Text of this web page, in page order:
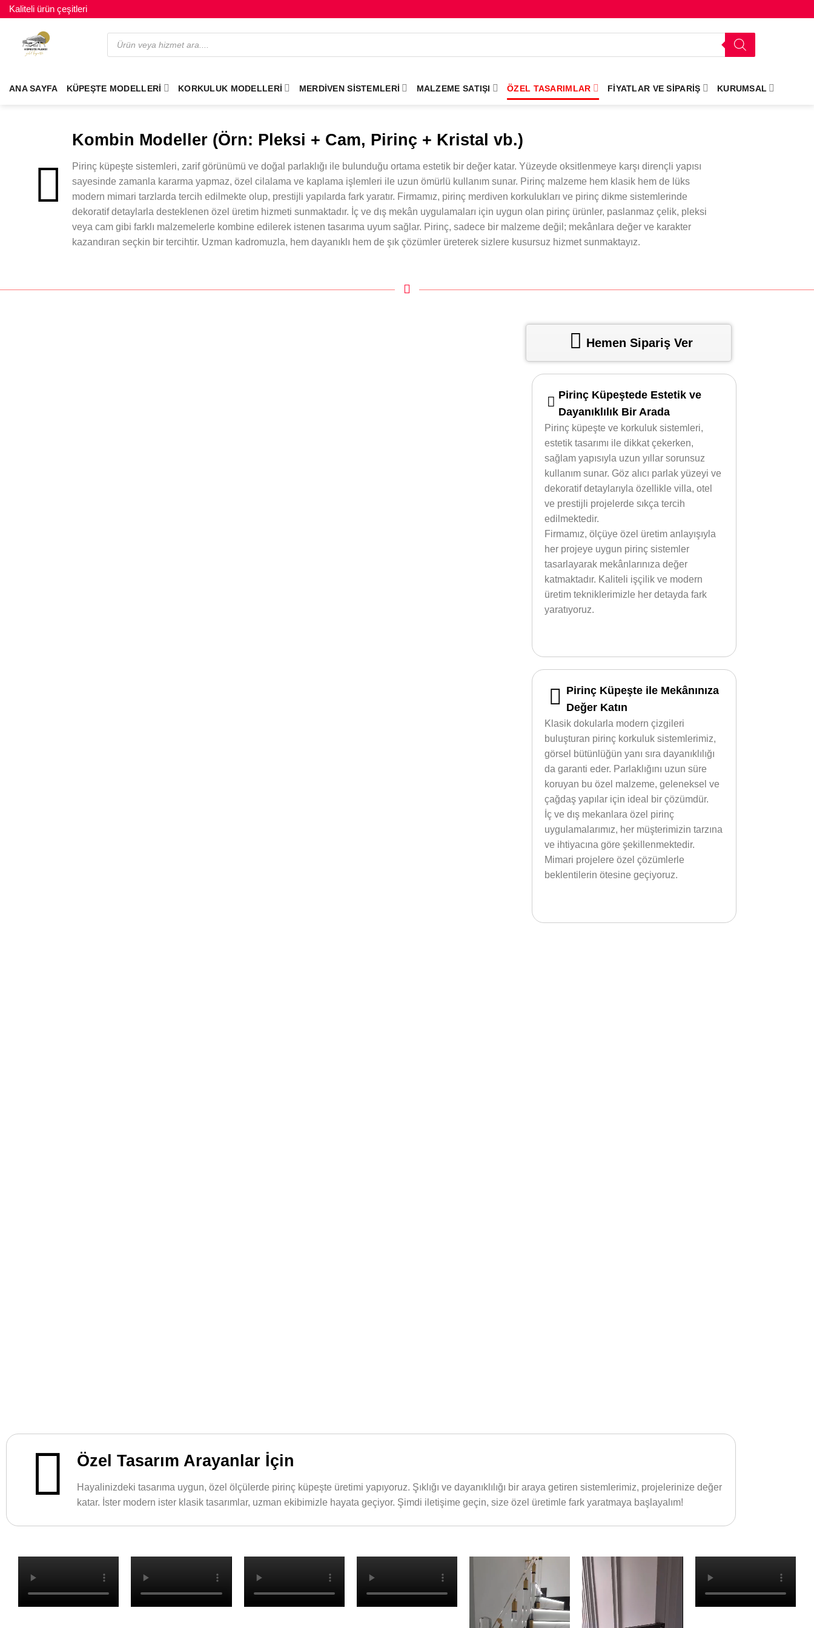
ANA SAYFA KÜPEŞTE MODELLERI KORKULUK MODELLERI MERDIVEN SISTEMLERI MALZEME SATIŞI ÖZEL TASARIMLAR FIYATLAR VE SIPARIŞ KURUMSAL
Kombin Modeller (Örn: Pleksi + Cam, Pirinç + Kristal vb.)
Pirinç küpeşte sistemleri, zarif görünümü ve doğal parlaklığı ile bulunduğu ortama estetik bir değer katar. Yüzeyde oksitlenmeye karşı dirençli yapısı
sayesinde zamanla kararma yapmaz, özel cilalama ve kaplama işlemleri ile uzun ömürlü kullanım sunar. Pirinç malzeme hem klasik hem de lüks
modern mimari tarzlarda tercih edilmekte olup, prestijli yapılarda fark yaratır. Firmamız, pirinç merdiven korkulukları ve pirinç dikme sistemlerinde
dekoratif detaylarla desteklenen özel üretim hizmeti sunmaktadır. İç ve dış mekân uygulamaları için uygun olan pirinç ürünler, paslanmaz çelik, pleksi
veya cam gibi farklı malzemelerle kombine edilerek istenen tasarıma uyum sağlar. Pirinç, sadece bir malzeme değil; mekânlara değer ve karakter
kazandıran seçkin bir tercihtir. Uzman kadromuzla, hem dayanıklı hem de şık çözümler üreterek sizlere kusursuz hizmet sunmaktayız.
Hemen Sipariş Ver
Pirinç Küpeştede Estetik ve
Dayanıklılık Bir Arada
Pirinç küpeşte ve korkuluk sistemleri,
estetik tasarımı ile dikkat çekerken,
sağlam yapısıyla uzun yıllar sorunsuz
kullanım sunar. Göz alıcı parlak yüzeyi ve
dekoratif detaylarıyla özellikle villa, otel
ve prestijli projelerde sıkça tercih
edilmektedir.
Firmamız, ölçüye özel üretim anlayışıyla
her projeye uygun pirinç sistemler
tasarlayarak mekânlarınıza değer
katmaktadır. Kaliteli işçilik ve modern
üretim tekniklerimizle her detayda fark
yaratıyoruz.
Pirinç Küpeşte ile Mekânınıza
Değer Katın
Klasik dokularla modern çizgileri
buluşturan pirinç korkuluk sistemlerimiz,
görsel bütünlüğün yanı sıra dayanıklılığı
da garanti eder. Parlaklığını uzun süre
koruyan bu özel malzeme, geleneksel ve
çağdaş yapılar için ideal bir çözümdür.
İç ve dış mekanlara özel pirinç
uygulamalarımız, her müşterimizin tarzına
ve ihtiyacına göre şekillenmektedir.
Mimari projelere özel çözümlerle
beklentilerin ötesine geçiyoruz.
Özel Tasarım Arayanlar İçin
Hayalinizdeki tasarıma uygun, özel ölçülerde pirinç küpeşte üretimi yapıyoruz. Şıklığı ve dayanıklılığı bir araya getiren sistemlerimiz, projelerinize değer
katar. İster modern ister klasik tasarımlar, uzman ekibimizle hayata geçiyor. Şimdi iletişime geçin, size özel üretimle fark yaratmaya başlayalım!